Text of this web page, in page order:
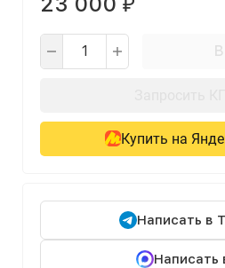
₽
Купить на
Написать в
Написать